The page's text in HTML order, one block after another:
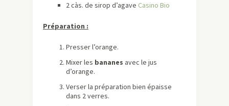
2 càs. de sirop d’agave Casino Bio
Préparation :
Presser l’orange.
Mixer les bananes avec le jus
d’orange.
Verser la préparation bien épaisse
dans 2 verres.